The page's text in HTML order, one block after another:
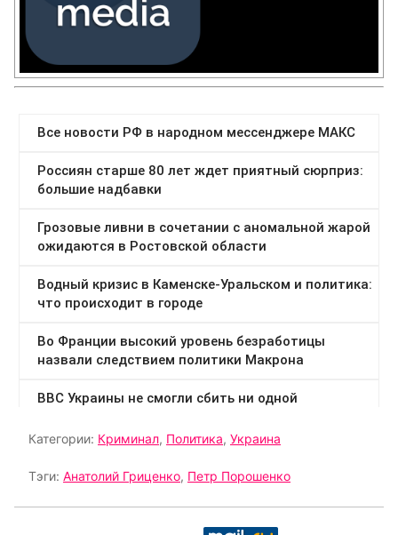
Категории: Криминал, Политика, Украина
Тэги: Анатолий Гриценко, Петр Порошенко